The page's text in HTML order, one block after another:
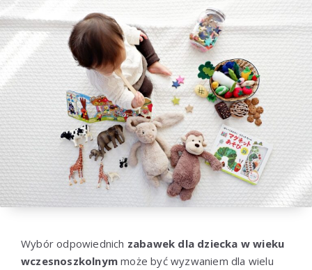
Wybór odpowiednich zabawek dla dziecka w wieku
wczesnoszkolnym może być wyzwaniem dla wielu